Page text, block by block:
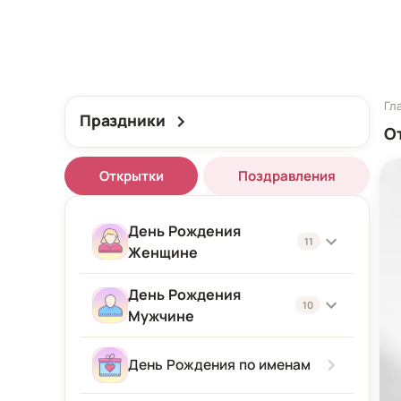
Праздники
Открытки Поздравления
День Рождения
Женщине
11
Женщине
Подруге
Девушке
День Рождения
Мужчине
10
Мужчине
День Рождения по именам